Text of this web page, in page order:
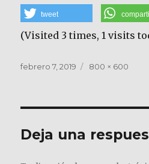
tweet
(Visited 3 times, 1 visits
Publicado
febrero 7, 2019
Tamaño
800 × 600
Deja una